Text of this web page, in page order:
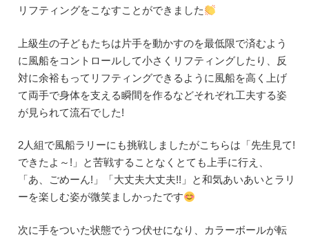
リフティングをこなすことができました
上級生の子どもたちは片手を動かすのを最低限で済むよう
に風船をコントロールして小さくリフティングしたり、反
対に余裕もってリフティングできるように風船を高く上げ
て両手で身体を支える瞬間を作るなどそれぞれ工夫する姿
が見られて流石でした!
2人組で風船ラリーにも挑戦しましたがこちらは「先生見て!
できたよ～!」と苦戦することなくとても上手に行え、
「あ、ごめーん!」「大丈夫大丈夫!!」と和気あいあいとラリ
ーを楽しむ姿が微笑ましかったです
次に手をついた状態でうつ伏せになり、カラーボールが転